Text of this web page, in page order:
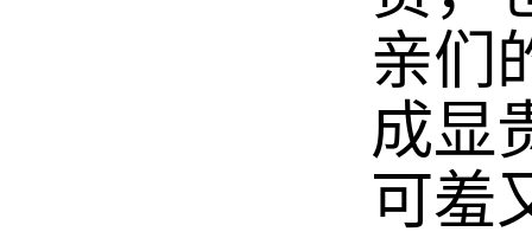
亲们
成显
可羞